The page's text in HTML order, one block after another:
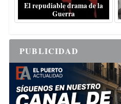
El repudiable drama de la
Guerra
PUBLICIDAD